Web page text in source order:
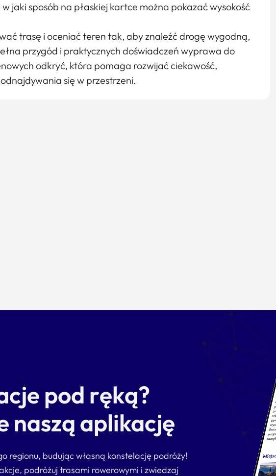
jaki sposób na płaskiej kartce można pokazać wysokość
trasę i oceniać teren tak, aby znaleźć drogę wygodną,
przygód i praktycznych doświadczeń wyprawa do
odkryć, która pomaga rozwijać ciekawość,
się w przestrzeni.
pod ręką?
naszą aplikację
regionu, budując własną konstelację podróży!
podróżuj trasami rowerowymi i zwiedzaj